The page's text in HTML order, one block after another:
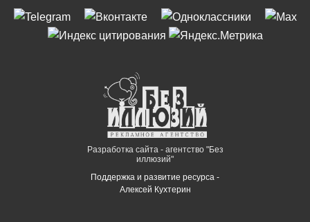
Разработка сайта - агентство "Без
иллюзий"
Поддержка и развитие ресурса -
Алексей Кухтерин